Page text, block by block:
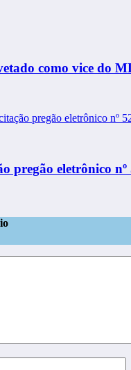
como vice do
pregão eletrônico nº